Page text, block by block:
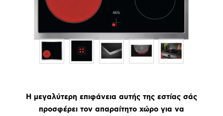
Η μεγαλύτερη επιφάνεια αυτής της εστίας σάς
προσφέρει τον απαραίτητο χώρο για να